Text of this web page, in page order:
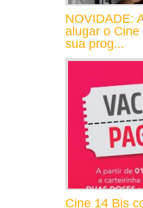
NOVIDADE:
alugar o
sua prog...
Cine 14 Bis